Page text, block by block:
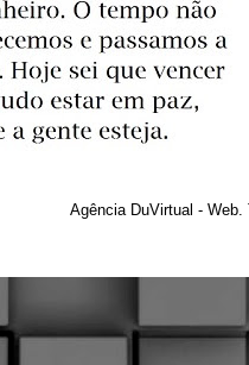
Agência DuVirtual -